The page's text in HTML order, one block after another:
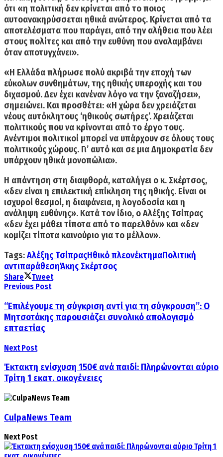
ότι «η πολιτική δεν κρίνεται από το ποιος
αυτοανακηρύσσεται ηθικά ανώτερος. Κρίνεται από τα
αποτελέσματα που παράγει, από την αλήθεια που λέει
στους πολίτες και από την ευθύνη που αναλαμβάνει
όταν αποτυγχάνει».
«Η Ελλάδα πλήρωσε πολύ ακριβά την εποχή των
εύκολων συνθημάτων, της ηθικής υπεροχής και του
διχασμού. Δεν έχει κανέναν λόγο να την ξαναζήσει»,
σημειώνει. Και προσθέτει: «Η χώρα δεν χρειάζεται
νέους αυτόκλητους ‘ηθικούς σωτήρες’.Χρειάζεται
πολιτικούς που να κρίνονται από το έργο τους.
Ανέντιμοι πολιτικοί μπορεί να υπάρχουν σε όλους τους
πολιτικούς χώρους. Γι’ αυτό και σε μια Δημοκρατία δεν
υπάρχουν ηθικά μονοπώλια».
Η απάντηση στη διαφθορά, καταλήγει ο κ. Σκέρτσος,
«δεν είναι η επιλεκτική επίκληση της ηθικής. Είναι οι
ισχυροί θεσμοί, η διαφάνεια, η λογοδοσία και η
ανάληψη ευθύνης». Κατά τον ίδιο, ο Αλέξης Τσίπρας
«δεν έχει μάθει τίποτα από το παρελθόν» και «δεν
κομίζει τίποτα καινούριο για το μέλλον».
Tags:Αλέξης ΤσίπραςΗθικό πλεονέκτημαΠολιτική
αντιπαράθεσηΆκης Σκέρτσος
Share
Tweet
Previous Post
“Επιλέγουμε τη σύγκριση αντί για τη σύγκρουση”: Ο
Μητσοτάκης παρουσιάζει συνολικό απολογισμό
επταετίας
Next Post
Έκτακτη ενίσχυση 150€ ανά παιδί: Πληρώνονται αύριο
Τρίτη 1 εκατ. οικογένειες
CulpaNews Team
Next Post